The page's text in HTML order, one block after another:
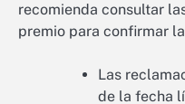
recomienda consultar
premio para confirmar
Las
de la fecha